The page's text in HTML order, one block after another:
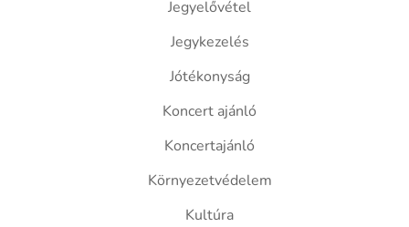
Jegyelővétel
Jegykezelés
Jótékonyság
Koncert ajánló
Koncertajánló
Környezetvédelem
Kultúra